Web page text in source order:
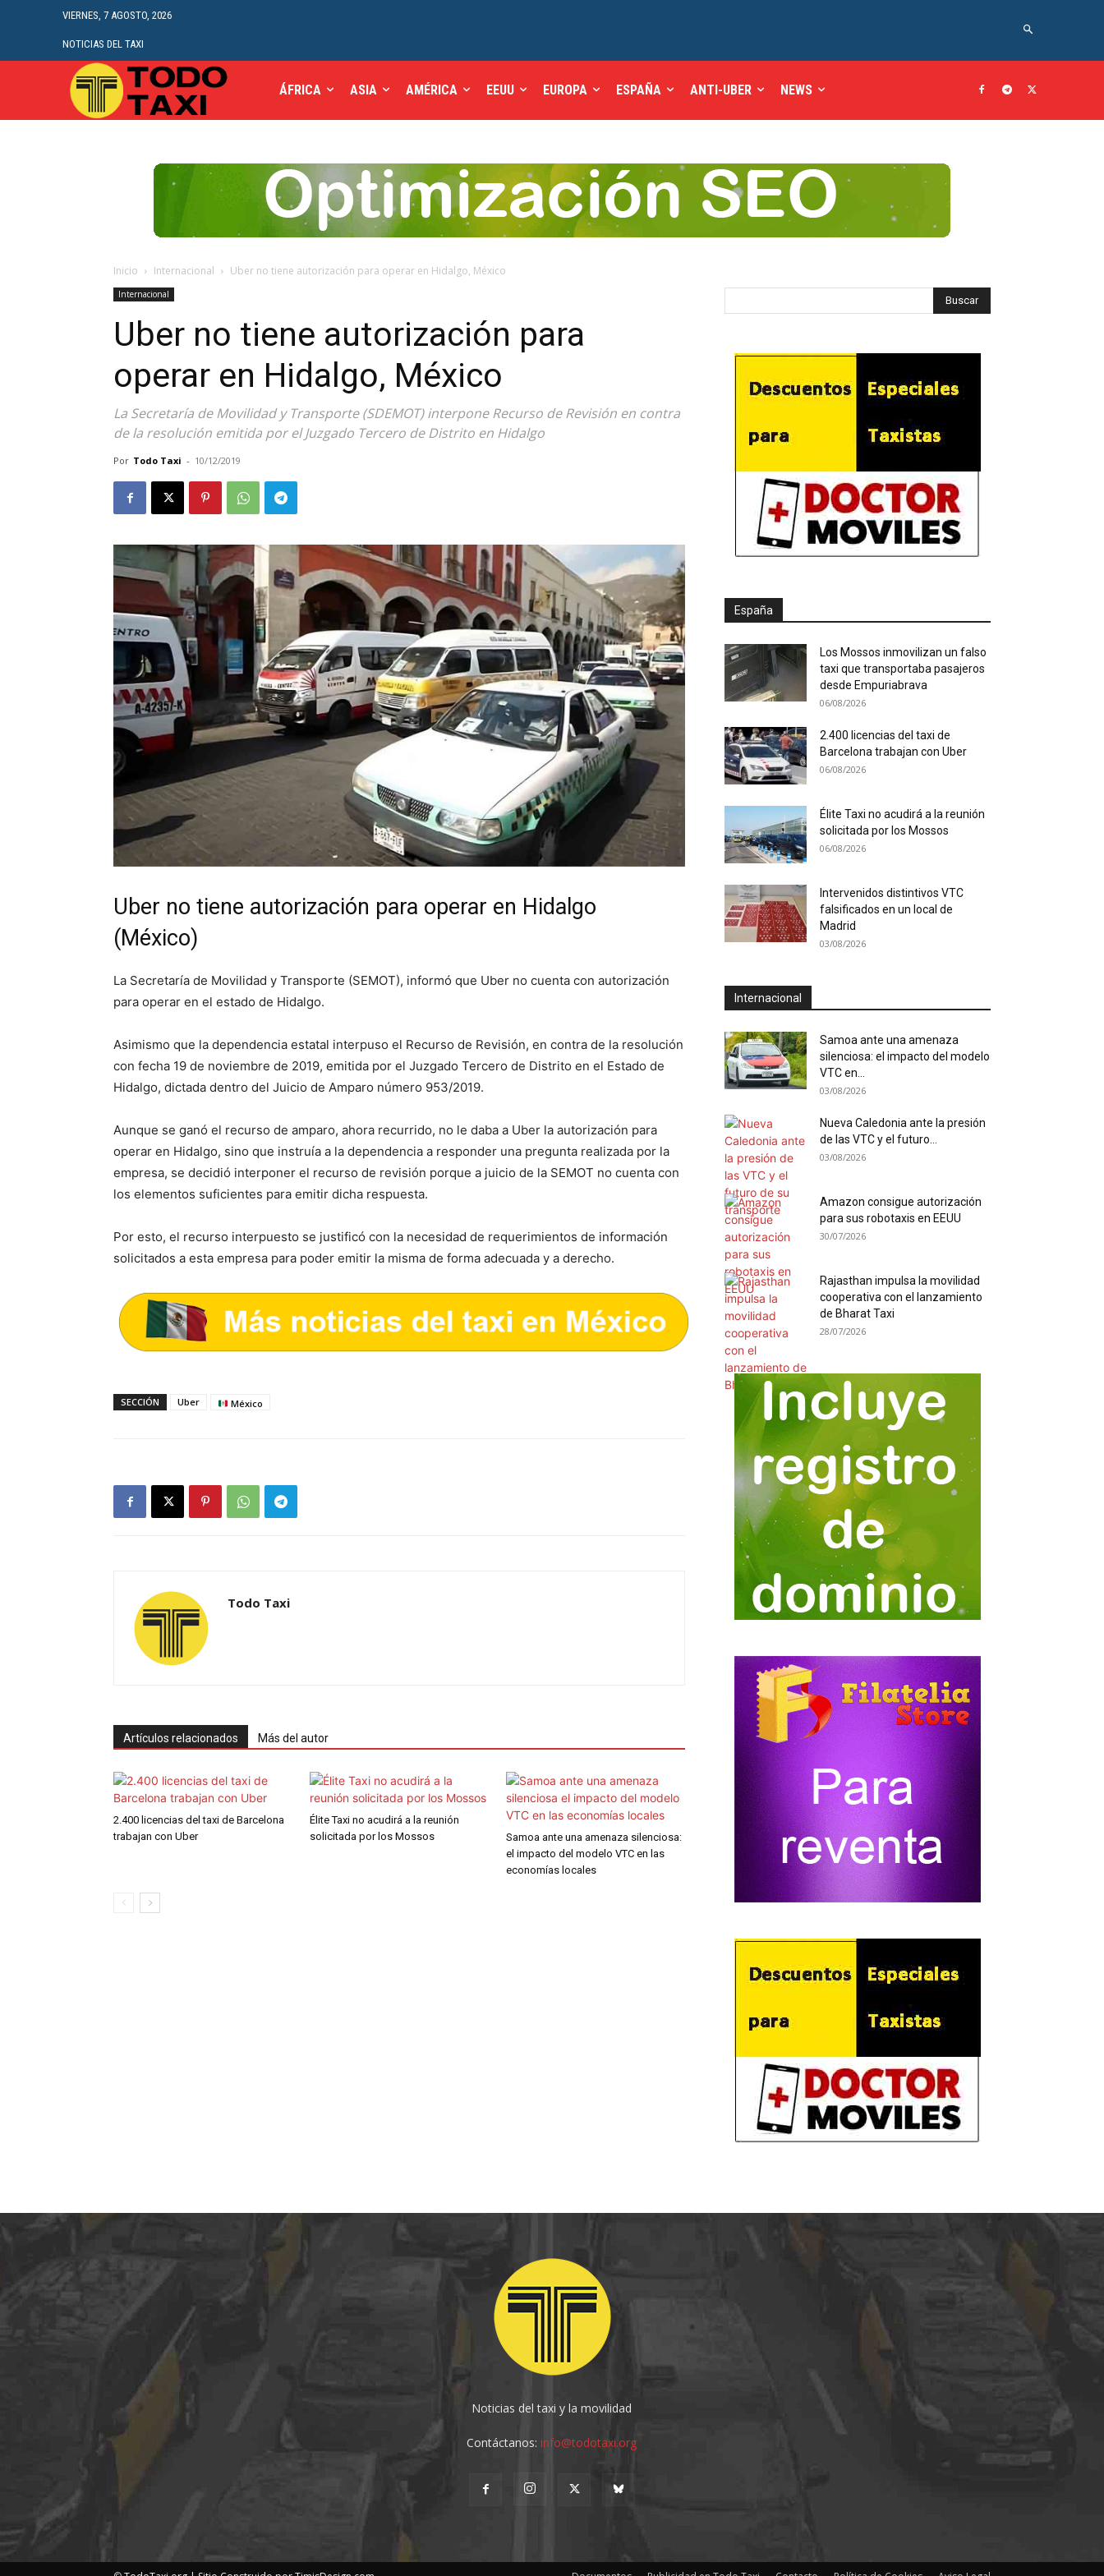
VIERNES, 7 AGOSTO, 2026
NOTICIAS DEL TAXI
ÁFRICA ASIA AMÉRICA EEUU EUROPA ESPAÑA ANTI-UBER NEWS
Inicio Internacional Uber no tiene autorización para operar en Hidalgo, México
Internacional
Uber no tiene autorización para
operar en Hidalgo, México
La Secretaría de Movilidad y Transporte (SDEMOT) interpone Recurso de Revisión en contra
de la resolución emitida por el Juzgado Tercero de Distrito en Hidalgo
Por Todo Taxi - 10/12/2019
Uber no tiene autorización para operar en Hidalgo
(México)
La Secretaría de Movilidad y Transporte (SEMOT), informó que Uber no cuenta con autorización
para operar en el estado de Hidalgo.
Asimismo que la dependencia estatal interpuso el Recurso de Revisión, en contra de la resolución
con fecha 19 de noviembre de 2019, emitida por el Juzgado Tercero de Distrito en el Estado de
Hidalgo, dictada dentro del Juicio de Amparo número 953/2019.
Aunque se ganó el recurso de amparo, ahora recurrido, no le daba a Uber la autorización para
operar en Hidalgo, sino que instruía a la dependencia a responder una pregunta realizada por la
empresa, se decidió interponer el recurso de revisión porque a juicio de la SEMOT no cuenta con
los elementos suficientes para emitir dicha respuesta.
Por esto, el recurso interpuesto se justificó con la necesidad de requerimientos de información
solicitados a esta empresa para poder emitir la misma de forma adecuada y a derecho.
SECCIÓN Uber México
Todo Taxi
Artículos relacionados Más del autor
2.400 licencias del taxi de Barcelona
trabajan con Uber
Élite Taxi no acudirá a la reunión
solicitada por los Mossos
Samoa ante una amenaza silenciosa:
el impacto del modelo VTC en las
economías locales
España
Los Mossos inmovilizan un falso
taxi que transportaba pasajeros
desde Empuriabrava
06/08/2026
2.400 licencias del taxi de
Barcelona trabajan con Uber
06/08/2026
Élite Taxi no acudirá a la reunión
solicitada por los Mossos
06/08/2026
Intervenidos distintivos VTC
falsificados en un local de
Madrid
03/08/2026
Internacional
Samoa ante una amenaza
silenciosa: el impacto del modelo
VTC en...
03/08/2026
Nueva Caledonia ante la presión
de las VTC y el futuro...
03/08/2026
Amazon consigue autorización
para sus robotaxis en EEUU
30/07/2026
Rajasthan impulsa la movilidad
cooperativa con el lanzamiento
de Bharat Taxi
28/07/2026
Noticias del taxi y la movilidad
Contáctanos:info@todotaxi.org